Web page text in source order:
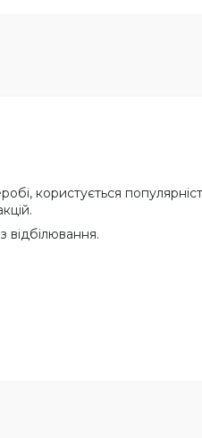
користується
відбілювання.